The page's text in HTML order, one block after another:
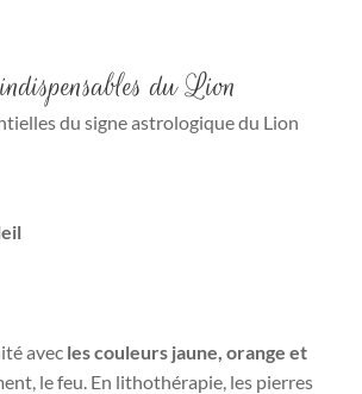
du Lion
du signe astrologique du Lion
avec les couleurs jaune, orange et
le feu. En lithothérapie, les pierres